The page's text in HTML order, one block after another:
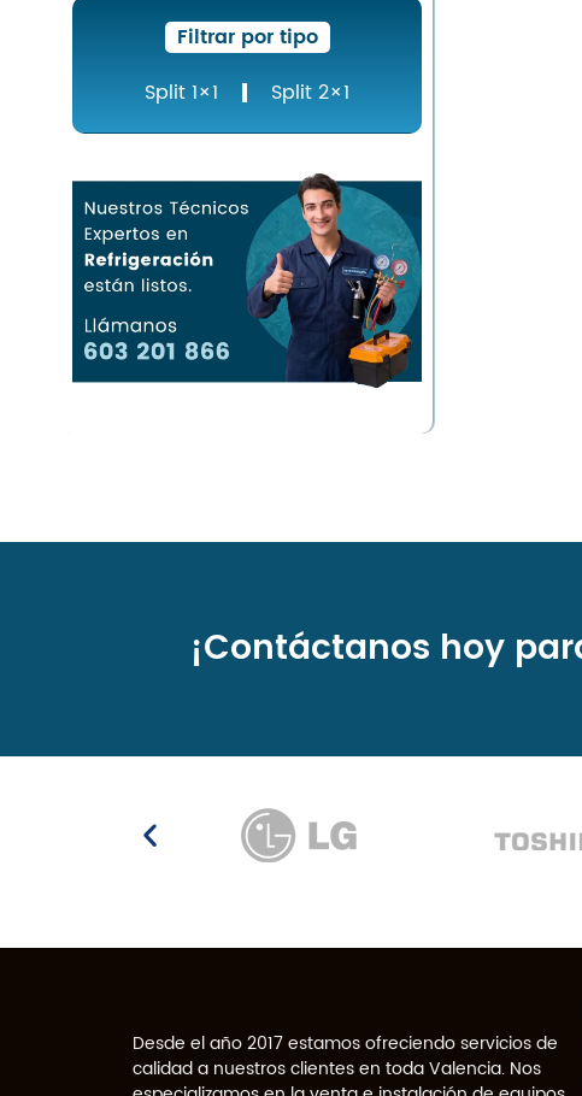
Filtrar por tipo
Split 1×1
Split 2×1
¡Contáctanos hoy
Desde el año 2017 estamos ofreciendo servicios de
calidad a nuestros clientes en toda Valencia. Nos